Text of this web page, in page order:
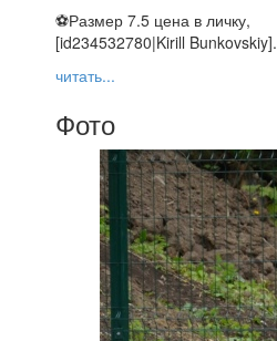
⚽️Размер 7.5 цена в личку,
[id234532780|Kirill Bunkovskiy].
читать...
Фото